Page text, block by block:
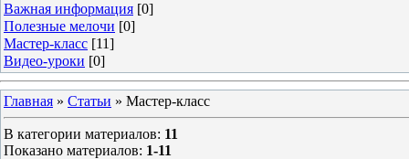
Важная информация [0]
Полезные мелочи [0]
Мастер-класс [11]
Видео-уроки [0]
Главная » Статьи » Мастер-класс
В категории материалов: 11
Показано материалов: 1-11